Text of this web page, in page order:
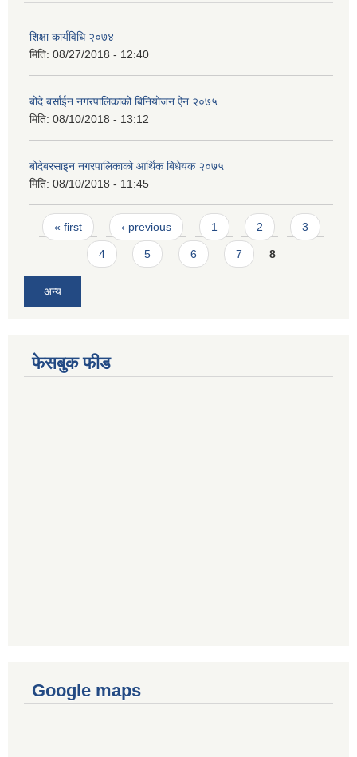
शिक्षा कार्यविधि २०७४
मिति: 08/27/2018 - 12:40
बोदे बर्साईन नगरपालिकाको बिनियोजन ऐन २०७५
मिति: 08/10/2018 - 13:12
बोदेबरसाइन नगरपालिकाको आर्थिक बिधेयक २०७५
मिति: 08/10/2018 - 11:45
Pages
« first ‹ previous 1 2 3
4 5 6 7 8
अन्य
फेसबुक फीड
Google maps